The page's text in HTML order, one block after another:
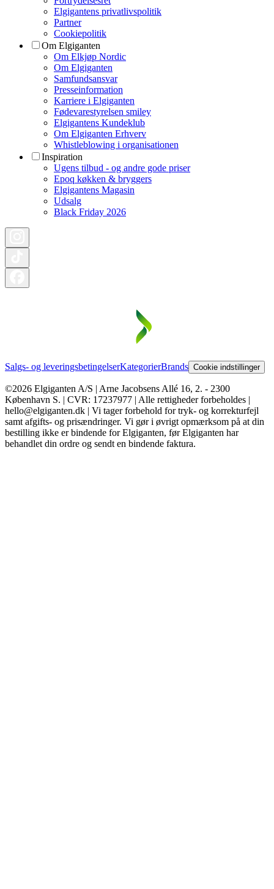
Elgigantens privatlivspolitik
Partner
Cookiepolitik
Om Elgiganten
Om Elkjøp Nordic
Om Elgiganten
Samfundsansvar
Presseinformation
Karriere i Elgiganten
Fødevarestyrelsen smiley
Elgigantens Kundeklub
Om Elgiganten Erhverv
Whistleblowing i organisationen
Inspiration
Ugens tilbud - og andre gode priser
Epoq køkken & bryggers
Elgigantens Magasin
Udsalg
Black Friday 2026
Salgs- og leveringsbetingelserKategorierBrands Cookie indstillinger
©2026 Elgiganten A/S | Arne Jacobsens Allé 16, 2. - 2300
København S. | CVR: 17237977 | Alle rettigheder forbeholdes |
hello@elgiganten.dk | Vi tager forbehold for tryk- og korrekturfejl
samt afgifts- og prisændringer. Vi gør i øvrigt opmærksom på at din
bestilling ikke er bindende for Elgiganten, før Elgiganten har
behandlet din ordre og sendt en bindende faktura.